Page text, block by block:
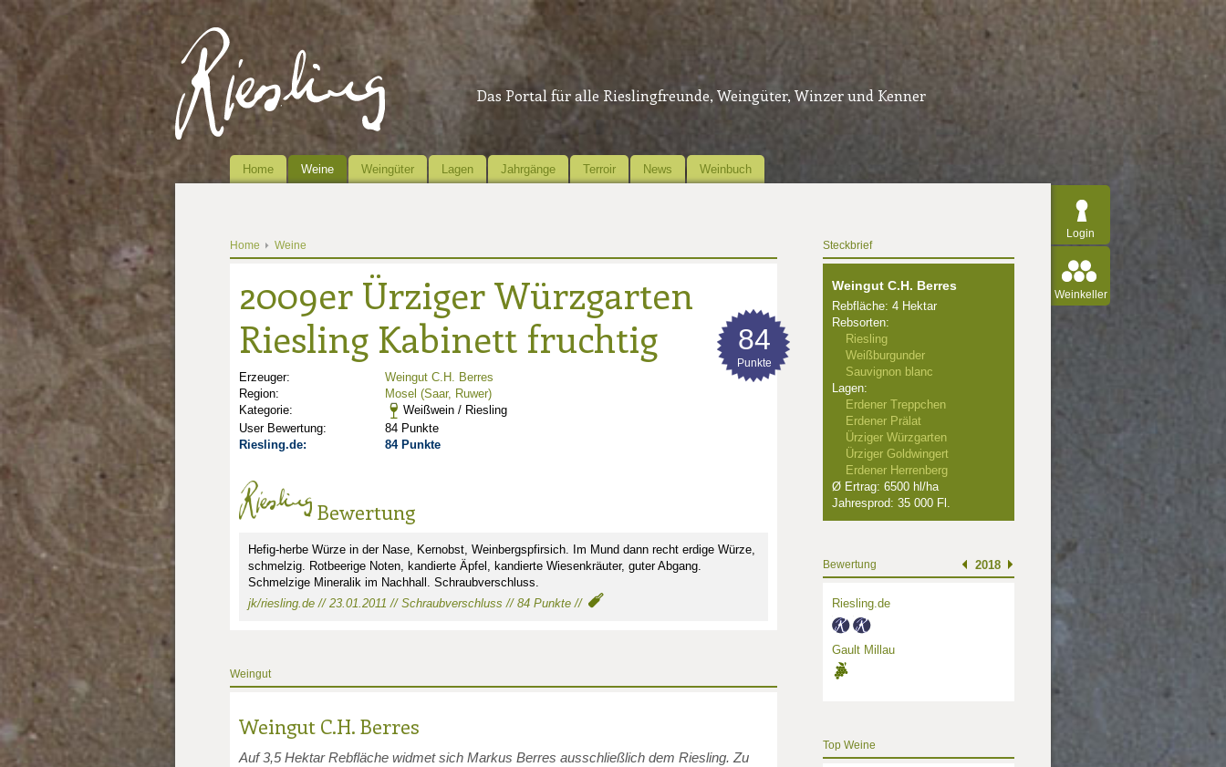
Das Portal für alle Rieslingfreunde, Weingüter, Winzer und Kenner
Home Weine Weingüter Lagen Jahrgänge Terroir News Weinbuch
Login
Weinkeller
Home Weine
2009er Ürziger Würzgarten
Riesling Kabinett fruchtig
Erzeuger:
Weingut C.H. Berres
Region:
Mosel (Saar, Ruwer)
Kategorie:
Weißwein / Riesling
User Bewertung:
84 Punkte
Riesling.de:
84 Punkte
84
Punkte
Bewertung
Hefig-herbe Würze in der Nase, Kernobst, Weinbergspfirsich. Im Mund dann recht erdige Würze,
schmelzig. Rotbeerige Noten, kandierte Äpfel, kandierte Wiesenkräuter, guter Abgang.
Schmelzige Mineralik im Nachhall. Schraubverschluss.
jk/riesling.de // 23.01.2011 // Schraubverschluss // 84 Punkte //
Weingut
Weingut C.H. Berres
Auf 3,5 Hektar Rebfläche widmet sich Markus Berres ausschließlich dem Riesling. Zu
Steckbrief
Weingut C.H. Berres
Rebfläche: 4 Hektar
Rebsorten:
Riesling
Weißburgunder
Sauvignon blanc
Lagen:
Erdener Treppchen
Erdener Prälat
Ürziger Würzgarten
Ürziger Goldwingert
Erdener Herrenberg
Ø Ertrag: 6500 hl/ha
Jahresprod: 35 000 Fl.
Bewertung 2018
Riesling.de
2
2
Gault Millau
Top Weine